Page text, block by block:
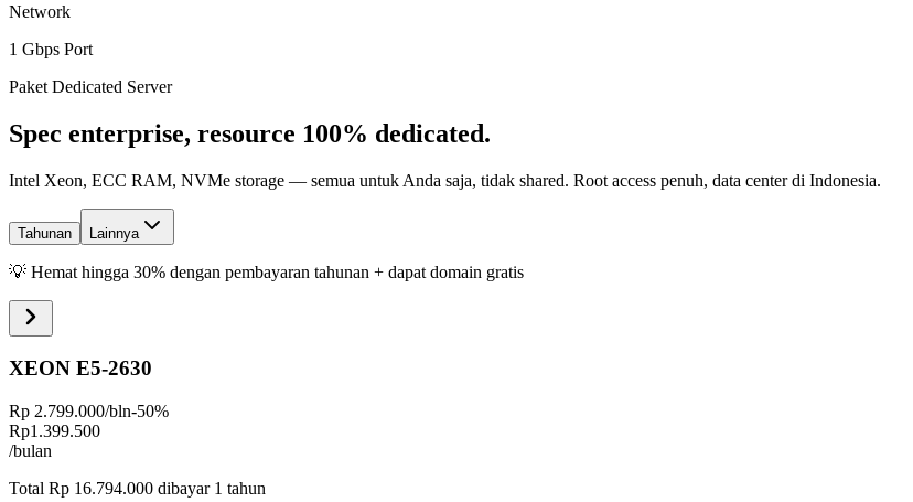
Network
1 Gbps Port
Paket Dedicated Server
Spec enterprise, resource 100% dedicated.
Intel Xeon, ECC RAM, NVMe storage — semua untuk Anda saja, tidak shared. Root access penuh, data center di Indonesia.
Tahunan Lainnya
💡 Hemat hingga 30% dengan pembayaran tahunan + dapat domain gratis
XEON E5-2630
Rp 2.799.000/bln-50%
Rp1.399.500
/bulan
Total Rp 16.794.000 dibayar 1 tahun